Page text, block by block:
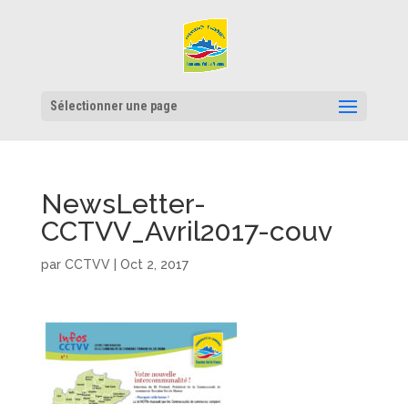
Sélectionner une page
NewsLetter-
CCTVV_Avril2017-couv
par CCTVV| Oct 2, 2017